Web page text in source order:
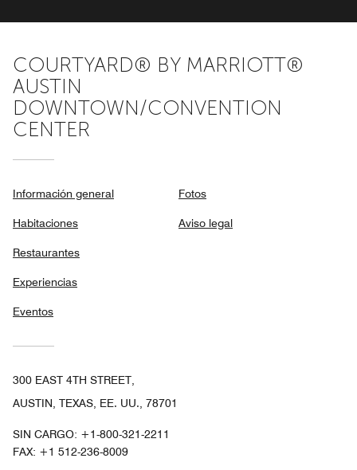
COURTYARD® BY MARRIOTT®
AUSTIN
DOWNTOWN/CONVENTION
CENTER
Información general
Habitaciones
Restaurantes
Experiencias
Eventos
Fotos
Aviso legal
300 EAST 4TH STREET,
AUSTIN, TEXAS, EE. UU., 78701
SIN CARGO: +1-800-321-2211
FAX: +1 512-236-8009